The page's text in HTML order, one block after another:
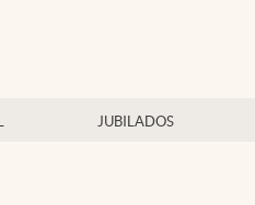
JUBILADOS